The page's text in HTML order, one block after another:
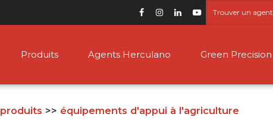
Trouver un agent
Produits Agents Herculano Green Precision
produits >> équipements d'appui à l'agriculture